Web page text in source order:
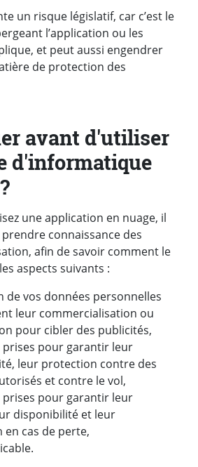
un risque législatif, car c’est le
l’application ou les
et peut aussi engendrer
de protection des
avant d'utiliser
d'informatique
une application en nuage, il
connaissance des
afin de savoir comment le
aspects suivants :
de vos données personnelles
leur commercialisation ou
pour cibler des publicités,
prises pour garantir leur
leur protection contre des
et contre le vol,
prises pour garantir leur
disponibilité et leur
cas de perte,